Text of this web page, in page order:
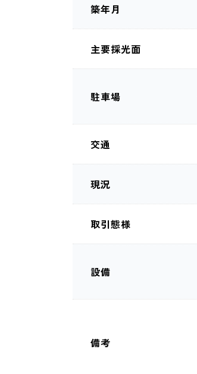
築年月
主要採光面
駐車場
交通
現況
取引態様
設備
備考